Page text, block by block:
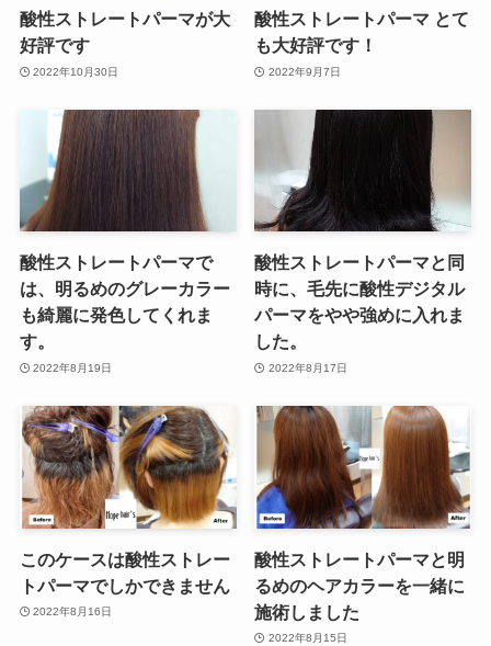
酸性ストレートパーマが大
好評です
2022年10月30日
酸性ストレートパーマ とて
も大好評です！
2022年9月7日
酸性ストレートパーマで
は、明るめのグレーカラー
も綺麗に発色してくれま
す。
2022年8月19日
酸性ストレートパーマと同
時に、毛先に酸性デジタル
パーマをやや強めに入れま
した。
2022年8月17日
このケースは酸性ストレー
トパーマでしかできません
2022年8月16日
酸性ストレートパーマと明
るめのヘアカラーを一緒に
施術しました
2022年8月15日